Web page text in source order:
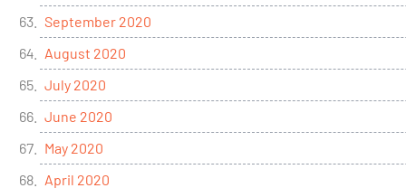
September 2020
August 2020
July 2020
June 2020
May 2020
April 2020